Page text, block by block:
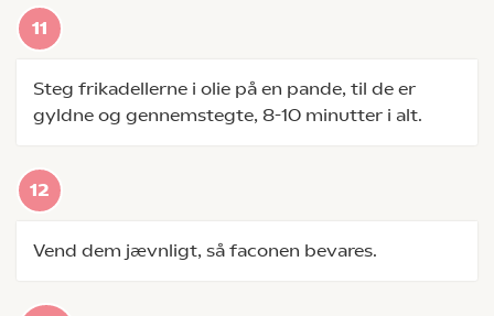
Steg frikadellerne i olie på en pande, til de er
gyldne og gennemstegte, 8-10 minutter i alt.
Vend dem jævnligt, så faconen bevares.